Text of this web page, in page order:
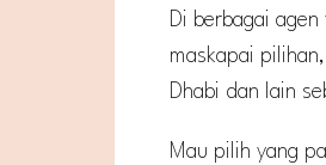
Di berbagai
maskapai
Dhabi dan lain
Mau pilih yang